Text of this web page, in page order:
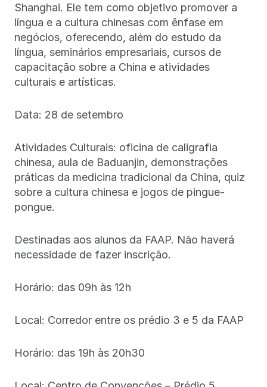
Shanghai. Ele tem como objetivo promover a
língua e a cultura chinesas com ênfase em
negócios, oferecendo, além do estudo da
língua, seminários empresariais, cursos de
capacitação sobre a China e atividades
culturais e artísticas.
Data: 28 de setembro
Atividades Culturais: oficina de caligrafia
chinesa, aula de Baduanjin, demonstrações
práticas da medicina tradicional da China, quiz
sobre a cultura chinesa e jogos de pingue-
pongue.
Destinadas aos alunos da FAAP. Não haverá
necessidade de fazer inscrição.
Horário: das 09h às 12h
Local: Corredor entre os prédio 3 e 5 da FAAP
Horário: das 19h às 20h30